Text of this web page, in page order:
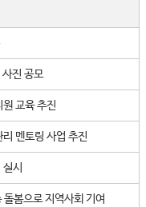
진 공모
교육 추진
멘토링 사업 추진
시
봄으로 지역사회 기여